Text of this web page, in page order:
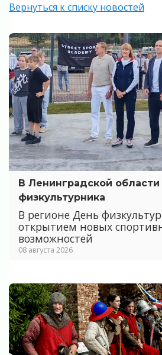
Вернуться к списку новостей
В Ленинградской
физкультурника
В регионе День
открытием новых
возможностей
08 августа 2026